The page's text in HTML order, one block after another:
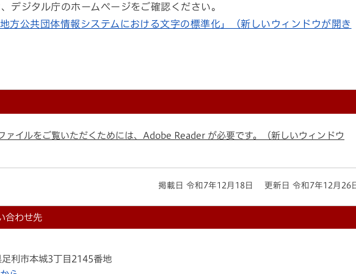
デジタル庁のホームページをご確認ください。
方公共団体情報システムにおける文字の標準化」（新しいウィンドウが開き
ァイルをご覧いただくためには、Adobe Reader が必要です。（新しいウィンドウ
掲載日 令和7年12月18日 更新日 令和7年12月26
合わせ先
利市本城3丁目2145番地